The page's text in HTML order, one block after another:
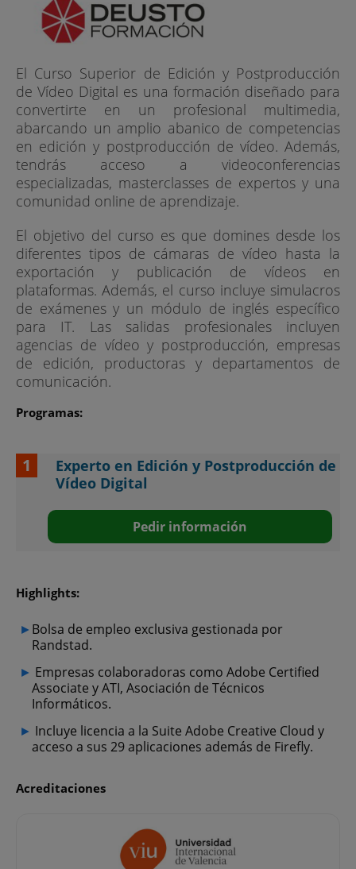
El Curso Superior de Edición y Postproducción
de Vídeo Digital es una formación diseñado para
convertirte en un profesional multimedia,
abarcando un amplio abanico de competencias
en edición y postproducción de vídeo. Además,
tendrás acceso a videoconferencias
especializadas, masterclasses de expertos y una
comunidad online de aprendizaje.
El objetivo del curso es que domines desde los
diferentes tipos de cámaras de vídeo hasta la
exportación y publicación de vídeos en
plataformas. Además, el curso incluye simulacros
de exámenes y un módulo de inglés específico
para IT. Las salidas profesionales incluyen
agencias de vídeo y postproducción, empresas
de edición, productoras y departamentos de
comunicación.
Programas:
Experto en Edición y Postproducción de
Vídeo Digital
Pedir información
Highlights:
Bolsa de empleo exclusiva gestionada por
Randstad.
Empresas colaboradoras como Adobe Certified
Associate y ATI, Asociación de Técnicos
Informáticos.
Incluye licencia a la Suite Adobe Creative Cloud y
acceso a sus 29 aplicaciones además de Firefly.
Acreditaciones